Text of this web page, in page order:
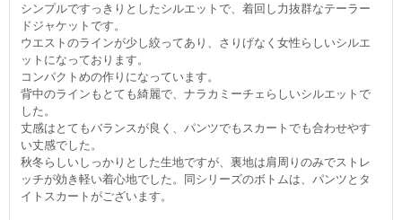
シンプルですっきりとしたシルエットで、着回し力抜群なテーラー
ドジャケットです。
ウエストのラインが少し絞ってあり、さりげなく女性らしいシルエ
ットになっております。
コンパクトめの作りになっています。
背中のラインもとても綺麗で、ナラカミーチェらしいシルエットで
した。
丈感はとてもバランスが良く、パンツでもスカートでも合わせやす
い丈感でした。
秋冬らしいしっかりとした生地ですが、裏地は肩周りのみでストレ
ッチが効き軽い着心地でした。同シリーズのボトムは、パンツとタ
イトスカートがございます。